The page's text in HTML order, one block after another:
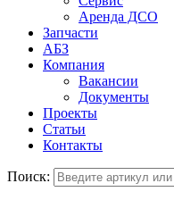
Аренда ДСО
Запчасти
АБЗ
Компания
Вакансии
Документы
Проекты
Статьи
Контакты
Поиск: